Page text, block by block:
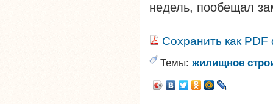
недель, пообещал
Сохранить как
Темы: жилищное